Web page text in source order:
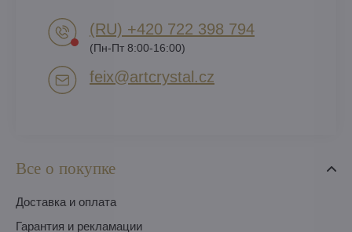
Все о покупке
Доставка и оплата
Гарантия и рекламации
(RU) +420 722 398 794​
(Пн-Пт 8:00-16:00)
feix​@artcrystal​.cz